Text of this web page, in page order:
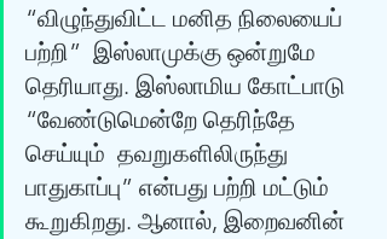
“விழுந்துவிட்ட மனித நிலையைப்
பற்றி”  இஸ்லாமுக்கு ஒன்றுமே
தெரியாது. இஸ்லாமிய கோட்பாடு
“வேண்டுமென்றே தெரிந்தே
செய்யும்  தவறுகளிலிருந்து
பாதுகாப்பு” என்பது பற்றி மட்டும்
கூறுகிறது. ஆனால், இறைவனின்